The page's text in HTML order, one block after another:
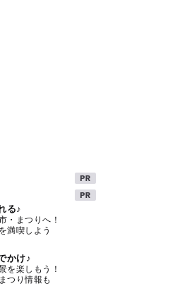
る♪
・まつりへ！
満喫しよう
かけ♪
を楽しもう！
つり情報も